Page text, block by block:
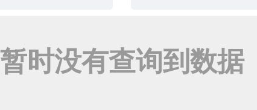
暂时没有查询到数据